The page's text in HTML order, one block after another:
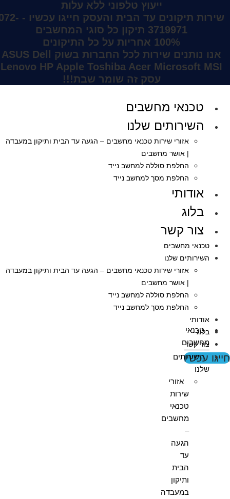
ייעוץ טלפוני ללא עלות
שירות תיקונים עד הבית והעסק
חייגו עכשיו -
3719971 תיקון כל סוגי המחשבים
100% אחריות על כל התיקונים
אנו נותנים שירות לכל החברות בשוק
ASUS Dell
Lenovo HP AppleToshiba Acer Microsoft MSI
עסק זה שומר שבת!!!
טכנאי מחשבים
השירותים שלנו
אזורי שירות טכנאי מחשבים – הגעה עד הבית ותיקון במעבדה
| אושר מחשבים
החלפת סוללה למחשב נייד
החלפת מסך למחשב נייד
אודותי
בלוג
צור קשר
טכנאי מחשבים
השירותים שלנו
אזורי שירות טכנאי מחשבים – הגעה עד הבית ותיקון במעבדה
| אושר מחשבים
החלפת סוללה למחשב נייד
החלפת מסך למחשב נייד
אודותי
בלוג
צור קשר
חייגו עכשיו
טכנאי
מחשבים
השירותים
שלנו
אזורי
שירות
טכנאי
מחשבים
–
הגעה
עד
הבית
ותיקון
במעבדה